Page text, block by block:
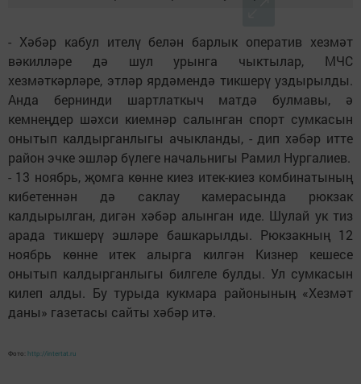
- Хәбәр кабул ителү белән барлык оператив хезмәт
вәкилләре дә шул урынга чыктылар, МЧС
хезмәткәрләре, этләр ярдәмендә тикшерү уздырылды.
Анда бернинди шартлаткыч матдә булмавы, ә
кемнеңдер шәхси киемнәр салынган спорт сумкасын
онытып калдырганлыгы ачыкланды, - дип хәбәр итте
район эчке эшләр бүлеге начальнигы Рамил Нургалиев.
- 13 ноябрь, җомга көнне киез итек-киез комбинатының
кибетеннән дә саклау камерасында рюкзак
калдырылган, дигән хәбәр алынган иде. Шулай ук тиз
арада тикшерү эшләре башкарылды. Рюкзакның 12
ноябрь көнне итек алырга килгән Кизнер кешесе
онытып калдырганлыгы билгеле булды. Ул сумкасын
килеп алды. Бу турыда кукмара районыныӊ «Хезмәт
даны» газетасы сайты хәбәр итә.
Фото: http://intertat.ru